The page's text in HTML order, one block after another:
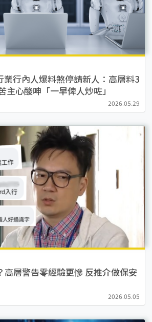
業行內人爆料煞停請新人：高層料3
主心酸呻「一早俾人炒咗」
2026.05.29
高層警告零經驗更慘 反推介做保安
2026.05.05